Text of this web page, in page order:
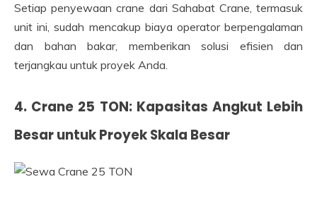
Setiap penyewaan crane dari Sahabat Crane, termasuk
unit ini, sudah mencakup biaya operator berpengalaman
dan bahan bakar, memberikan solusi efisien dan
terjangkau untuk proyek Anda.
4. Crane 25 TON: Kapasitas Angkut Lebih
Besar untuk Proyek Skala Besar